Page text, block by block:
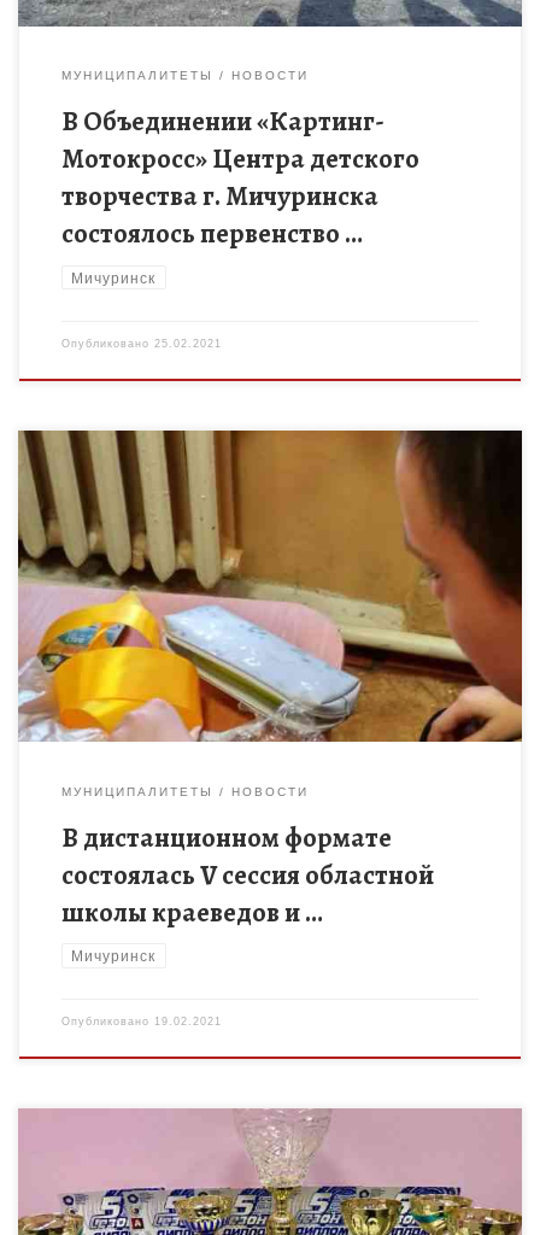
МУНИЦИПАЛИТЕТЫ НОВОСТИ
В Объединении «Картинг-
Мотокросс» Центра детского
творчества г. Мичуринска
состоялось первенство …
Мичуринск
Опубликовано 25.02.2021
С 15.02.-19.02.2021г. в дистанционном формате состоялась V
сессия областной школы краеведов и экскурсоводов
«Наследники традиций». В рамках пятой сессии учащимся на
выбор было предложено два […]
МУНИЦИПАЛИТЕТЫ НОВОСТИ
В дистанционном формате
состоялась V сессия областной
школы краеведов и …
Мичуринск
Опубликовано 19.02.2021
14 февраля воспитанники образцового детского коллектива и